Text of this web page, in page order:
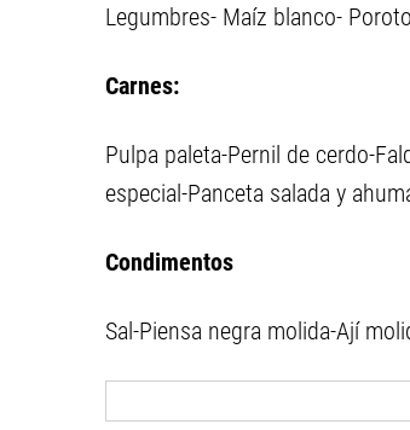
Legumbres- Maíz blanco-
Carnes:
Pulpa paleta-Pernil de cerdo-
especial-Panceta salada y
Condimentos
Sal-Piensa negra molida-Ají